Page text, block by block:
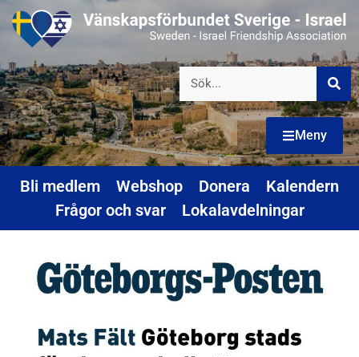
Meny
Bli medlem Webshop Donera
Kalendern
Frågor och svar
Lokalavdelningar